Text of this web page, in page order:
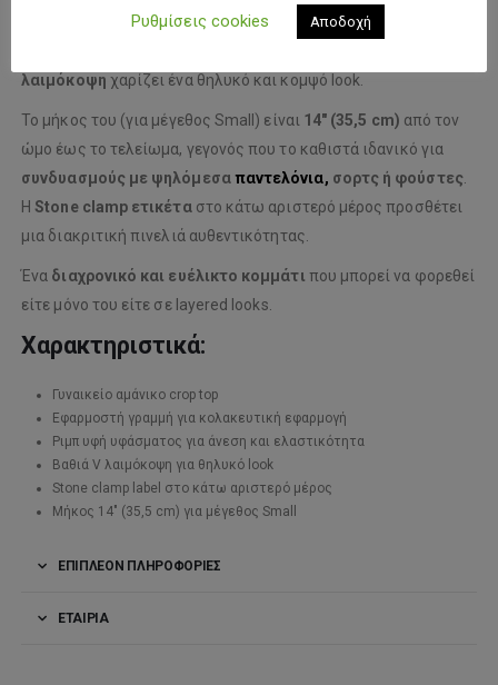
εμφανίσεις. Κατασκευασμένο από
ριμπ υφή υφάσματος
λαιμόκοψη χαρίζει ένα θηλυκό και κομψό look.
Το μήκος του (για μέγεθος Small) είναι 14″ (35,5 cm) από τον
ώμο έως το τελείωμα, γεγονός που το καθιστά ιδανικό για
συνδυασμούς με ψηλόμεσαπαντελόνια, σορτς ή φούστες.
ΗStone clamp ετικέταστο κάτω αριστερό μέρος προσθέτει
μια διακριτική πινελιά αυθεντικότητας.
Ένα διαχρονικό και ευέλικτο κομμάτι που μπορεί να φορεθεί
είτε μόνο του είτε σε layered looks.
Χαρακτηριστικά:
Γυναικείο αμάνικο crop top
Εφαρμοστή γραμμή για κολακευτική εφαρμογή
Ριμπ υφή υφάσματος για άνεση και ελαστικότητα
Βαθιά V λαιμόκοψη για θηλυκό look
Stone clamp label στο κάτω αριστερό μέρος
Μήκος 14″ (35,5 cm) για μέγεθος Small
ΕΠΙΠΛΈΟΝ ΠΛΗΡΟΦΟΡΊΕΣ
ΕΤΑΙΡΊΑ
Ρυθμίσεις cookies
Αποδοχή